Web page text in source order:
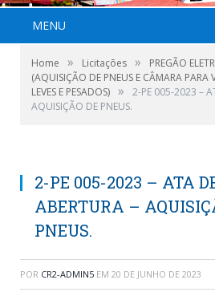
MENU
Home » Licitações »
PREGÃO
(AQUISIÇÃO DE PNEUS E CÂMARA
LEVES E PESADOS) »
2-PE 005-2023 –
AQUISIÇÃO DE PNEUS.
2-PE 005-2023 – ATA
ABERTURA –
PNEUS.
POR CR2-ADMIN5 EM 20 DE JUNHO DE 2023